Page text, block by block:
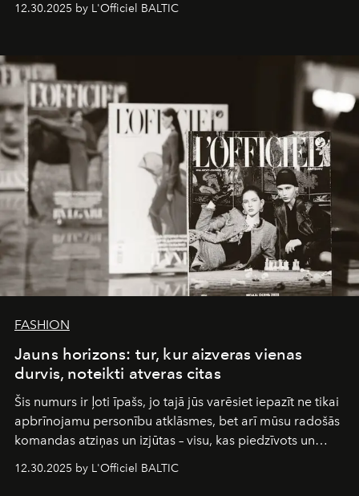
brand strategist with three decades of mastery in luxury,
framework where creativity, commerce, and culture
converge with surgical precision.
12.30.2025 by L'Officiel BALTIC
FASHION
Jauns horizons: tur, kur aizveras vienas
durvis, noteikti atveras citas
Šis numurs ir ļoti īpašs, jo tajā jūs varēsiet iepazīt ne tikai
apbrīnojamu personību atklāsmes, bet arī mūsu radošās
komandas atziņas un izjūtas – visu, kas piedzīvots un
Šajā brīdī mums svarīgi pateikties visiem, kas bija kopā
12.30.2025 by L'Officiel BALTIC